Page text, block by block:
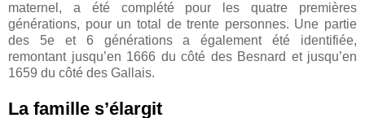
maternel, a été complété pour les quatre premières
générations, pour un total de trente personnes. Une partie
des 5e et 6 générations a également été identifiée,
remontant jusqu’en 1666 du côté des Besnard et jusqu’en
1659 du côté des Gallais.
La famille s’élargit